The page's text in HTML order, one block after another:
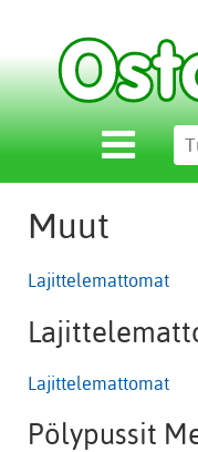
Muut
Lajittelemattomat
Lajittelemattomat
Pölypussit